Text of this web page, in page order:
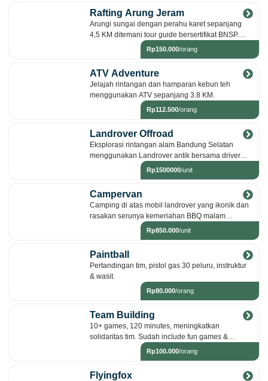
Rafting Arung Jeram
Arungi sungai dengan perahu karet sepanjang
4,5 KM ditemani tour guide bersertifikat BNSP.
Cocok untuk pemula dan keluarga
Rp150.000/orang
ATV Adventure
Jelajah rintangan dan hamparan kebun teh
menggunakan ATV sepanjang 3.8 KM.
Rp112.500/orang
Landrover Offroad
Eksplorasi rintangan alam Bandung Selatan
menggunakan Landrover antik bersama driver
profesional, 12 KM. Pengalaman ekstrem &
Rp1500000/unit
Campervan
Camping di atas mobil landrover yang ikonik dan
rasakan serunya kemeriahan BBQ malam
bersama keluarga.Rp850.000/unit
Paintball
Pertandingan tim, pistol gas 30 peluru, instruktur
& wasit.
Rp80.000/orang
Team Building
10+ games, 120 minutes, meningkatkan
solidaritas tim. Sudah include fun games &
outbound games.Rp100.000/orang
Flyingfox